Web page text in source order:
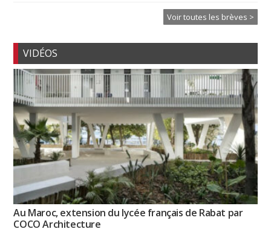
Voir toutes les brèves >
VIDÉOS
Au Maroc, extension du lycée français de Rabat par
COCO Architecture